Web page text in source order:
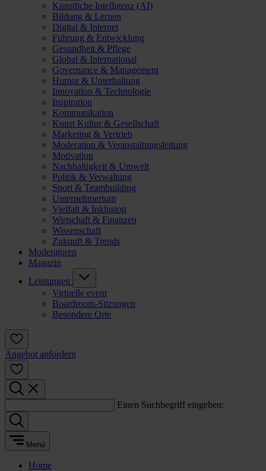
Künstliche Intelligenz (AI)
Bildung & Lernen
Digital & Internet
Führung & Entwicklung
Gesundheit & Pflege
Global & International
Governance & Management
Humor & Unterhaltung
Innovation & Technologie
Inspiration
Kommunikation
Kunst Kultur & Gesellschaft
Marketing & Vertrieb
Moderation & Veranstaltungsleitung
Motivation
Nachhaltigkeit & Umwelt
Politik & Verwaltung
Sport & Teambuilding
Unternehmertum
Vielfalt & Inklusion
Wirtschaft & Finanzen
Wissenschaft
Zukunft & Trends
Moderatoren
Magazin
Leistungen
Virtuelle event
Boardroom-Sitzungen
Besondere Orte
Angebot anfordern
Einen Suchbegriff eingeben:
Menü
Home